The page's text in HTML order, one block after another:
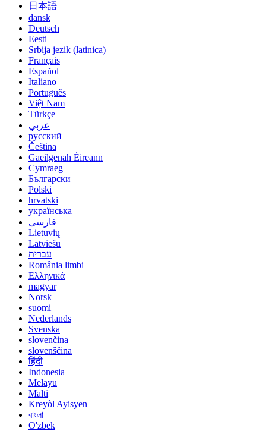
日本語
dansk
Deutsch
Eesti
Srbija jezik (latinica)
Français
Español
Italiano
Português
Việt Nam
Türkçe
عربي
русский
Čeština
Gaeilgenah Éireann
Cymraeg
Български
Polski
hrvatski
українська
فارسی
Lietuvių
Latviešu
עברית
România limbi
Ελληνικά
magyar
Norsk
suomi
Nederlands
Svenska
slovenčina
slovenščina
हिंदी
Indonesia
Melayu
Malti
Kreyòl Ayisyen
বাংলা
O'zbek